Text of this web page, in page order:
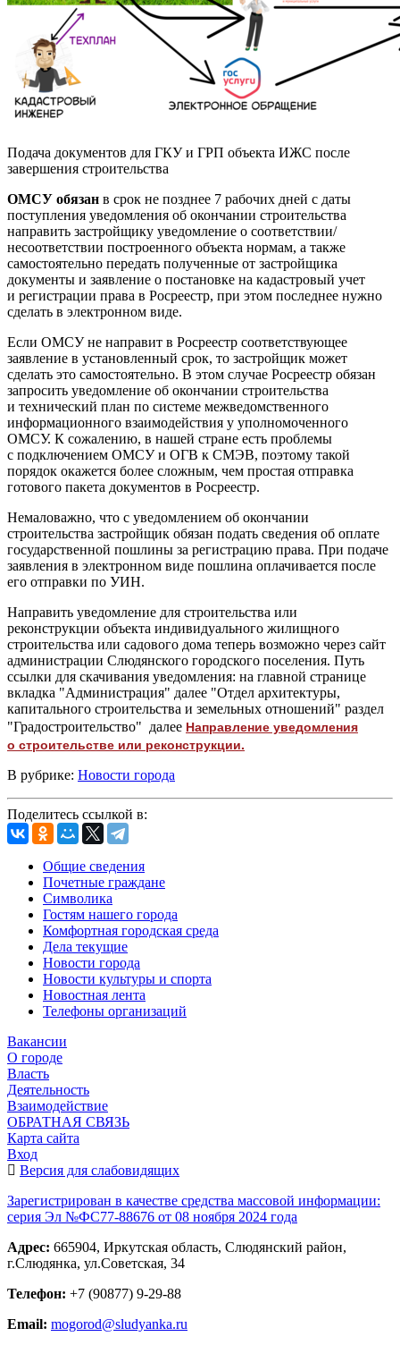
Подача документов для ГКУ и ГРП объекта ИЖС после
завершения строительства
ОМСУ обязан в срок не позднее 7 рабочих дней с даты
поступления уведомления об окончании строительства
направить застройщику уведомление о соответствии/
несоответствии построенного объекта нормам, а также
самостоятельно передать полученные от застройщика
документы и заявление о постановке на кадастровый учет
и регистрации права в Росреестр, при этом последнее нужно
сделать в электронном виде.
Если ОМСУ не направит в Росреестр соответствующее
заявление в установленный срок, то застройщик может
сделать это самостоятельно. В этом случае Росреестр обязан
запросить уведомление об окончании строительства
и технический план по системе межведомственного
информационного взаимодействия у уполномоченного
ОМСУ. К сожалению, в нашей стране есть проблемы
с подключением ОМСУ и ОГВ к СМЭВ, поэтому такой
порядок окажется более сложным, чем простая отправка
готового пакета документов в Росреестр.
Немаловажно, что с уведомлением об окончании
строительства застройщик обязан подать сведения об оплате
государственной пошлины за регистрацию права. При подаче
заявления в электронном виде пошлина оплачивается после
его отправки по УИН.
Направить уведомление для строительства или
реконструкции объекта индивидуального жилищного
строительства или садового дома теперь возможно через сайт
администрации Слюдянского городского поселения. Путь
ссылки для скачивания уведомления: на главной странице
вкладка "Администрация" далее "Отдел архитектуры,
капитального строительства и земельных отношений" раздел
"Градостроительство" далее Направление уведомления
о строительстве или реконструкции.
В рубрике: Новости города
Поделитесь ссылкой в:
Общие сведения
Почетные граждане
Символика
Гостям нашего города
Комфортная городская среда
Дела текущие
Новости города
Новости культуры и спорта
Новостная лента
Телефоны организаций
Вакансии
О городе
Власть
Деятельность
Взаимодействие
ОБРАТНАЯ СВЯЗЬ
Карта сайта
Вход
Версия для слабовидящих
Зарегистрирован в качестве средства массовой информации:
серия Эл №ФС77-88676 от 08 ноября 2024 года
Адрес: 665904, Иркутская область, Слюдянский район,
г.Слюдянка, ул.Советская, 34
Телефон: +7 (90877) 9-29-88
Email: mogorod@sludyanka.ru